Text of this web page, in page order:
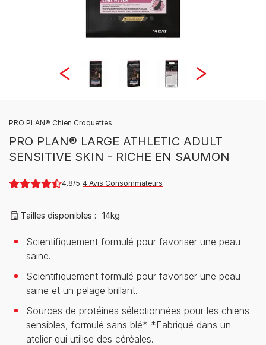
PRO PLAN® Chien Croquettes
PRO PLAN® LARGE ATHLETIC ADULT
SENSITIVE SKIN - RICHE EN SAUMON
4.8 4 Avis Consommateurs
Tailles disponibles​ : 14kg
Scientifiquement formulé pour favoriser une peau
saine.
Scientifiquement formulé pour favoriser une peau
saine et un pelage brillant.
Sources de protéines sélectionnées pour les chiens
sensibles, formulé sans blé* *Fabriqué dans un
atelier qui utilise des céréales.